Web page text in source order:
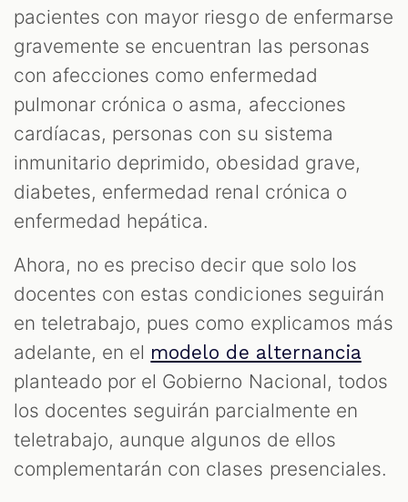
pacientes con mayor riesgo de enfermarse
gravemente se encuentran las personas
con afecciones como enfermedad
pulmonar crónica o asma, afecciones
cardíacas, personas con su sistema
inmunitario deprimido, obesidad grave,
diabetes, enfermedad renal crónica o
enfermedad hepática.
Ahora, no es preciso decir que solo los
docentes con estas condiciones seguirán
en teletrabajo, pues como explicamos más
adelante, en el modelo de alternancia
planteado por el Gobierno Nacional, todos
los docentes seguirán parcialmente en
teletrabajo, aunque algunos de ellos
complementarán con clases presenciales.